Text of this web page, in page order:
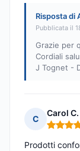
Risposta di
Pubblicata il
Grazie per
Cordiali
J Tognet -
C
Carol C.
Nota: 5
Prodotti